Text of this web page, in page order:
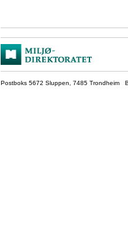
Postboks 5672 Sluppen, 7485 Trondheim